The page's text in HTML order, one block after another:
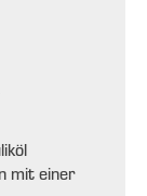
mit einer